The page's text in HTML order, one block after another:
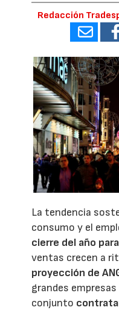
Redacción
La tendencia
consumo y el
cierre del año
ventas crecen a
proyección de
grandes
conjunto